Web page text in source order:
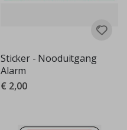
Sticker - Nooduitgang
Alarm
€ 2,00